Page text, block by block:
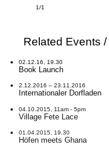
1/1
Related Events /
02.12.16, 19.30
Book Launch
2.12.2016 – 23.11.2016
Internationaler Dorfladen
04.10.2015, 11am - 5pm
Village Fete Lace
01.04.2015, 19.30
Höfen meets Ghana